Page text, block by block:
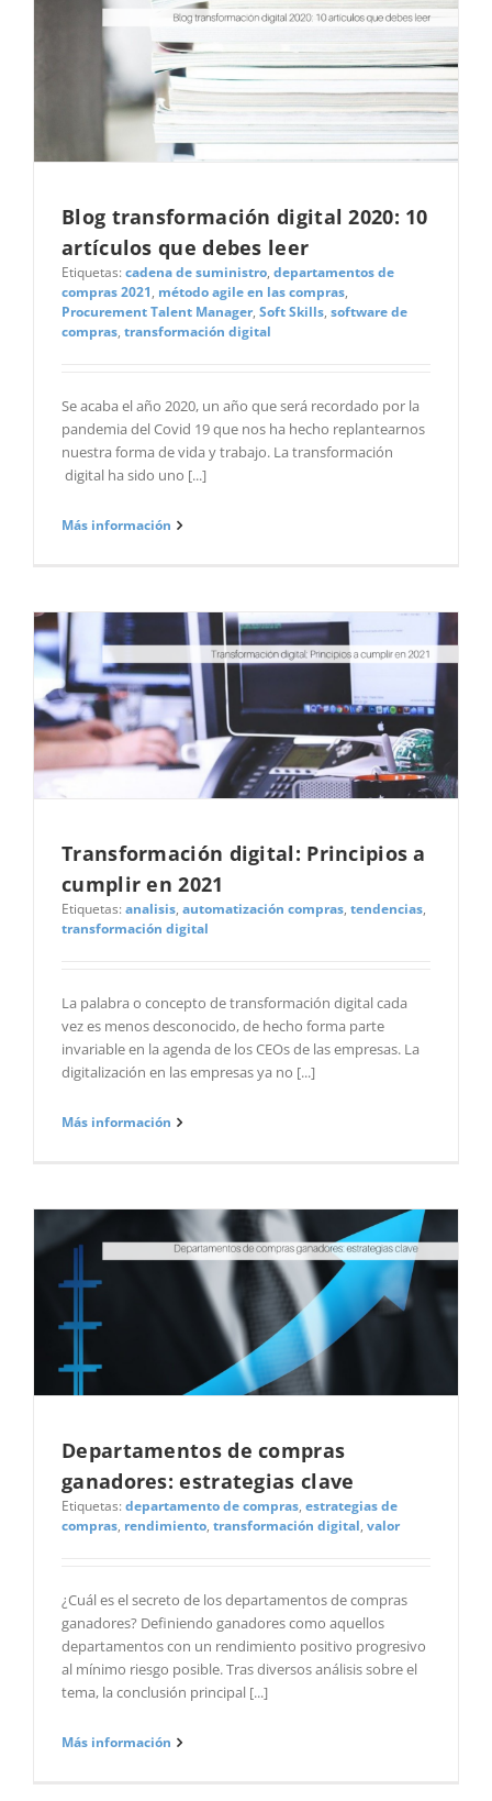
Blog transformación digital 2020: 10
artículos que debes leer
Etiquetas: cadena de suministro, departamentos de
compras 2021, método agile en las compras,
Procurement Talent Manager, Soft Skills, software de
compras, transformación digital
Se acaba el año 2020, un año que será recordado por la
pandemia del Covid 19 que nos ha hecho replantearnos
nuestra forma de vida y trabajo. La transformación
digital ha sido uno [...]
Más información
Transformación digital: Principios a
cumplir en 2021
Etiquetas: analisis, automatización compras, tendencias,
transformación digital
La palabra o concepto de transformación digital cada
vez es menos desconocido, de hecho forma parte
invariable en la agenda de los CEOs de las empresas. La
digitalización en las empresas ya no [...]
Más información
Departamentos de compras
ganadores: estrategias clave
Etiquetas: departamento de compras, estrategias de
compras, rendimiento, transformación digital, valor
¿Cuál es el secreto de los departamentos de compras
ganadores? Definiendo ganadores como aquellos
departamentos con un rendimiento positivo progresivo
al mínimo riesgo posible. Tras diversos análisis sobre el
tema, la conclusión principal [...]
Más información